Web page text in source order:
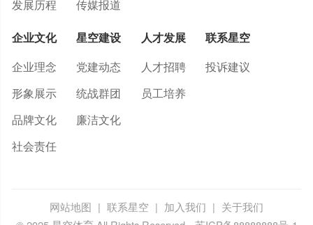
发展历程
传媒报道
企业文化
企业理念
形象展示
品牌文化
社会责任
星空建设
党建动态
统战群团
廉洁文化
人才发展
人才招聘
员工培养
联系星空
投诉建议
网站地图 | 联系星空 | 加入我们 | 关于我们